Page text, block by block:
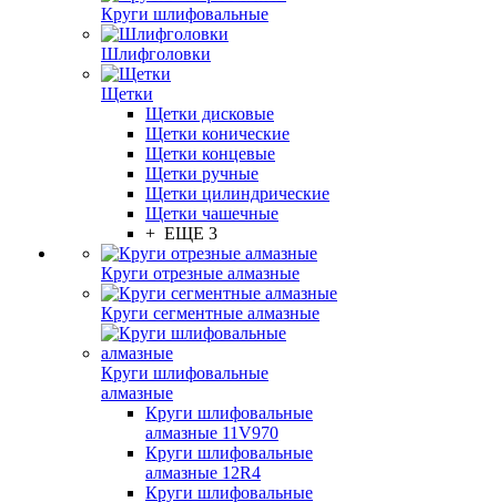
Круги шлифовальные
Шлифголовки
Щетки
Щетки дисковые
Щетки конические
Щетки концевые
Щетки ручные
Щетки цилиндрические
Щетки чашечные
+ ЕЩЕ 3
Круги отрезные алмазные
Круги сегментные алмазные
Круги шлифовальные
алмазные
Круги шлифовальные
алмазные 11V970
Круги шлифовальные
алмазные 12R4
Круги шлифовальные